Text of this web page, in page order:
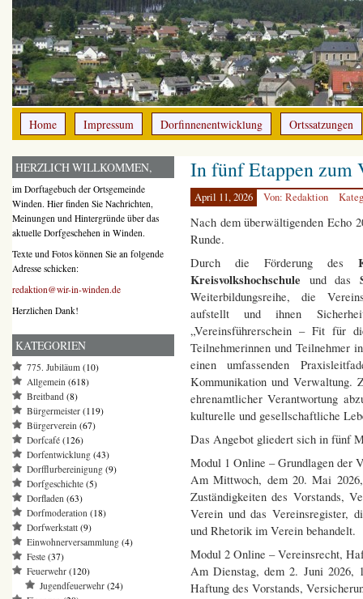
Home Impressum Dorfinnenentwicklung Ortssatzungen
In fünf Etappen zum
April 11, 2026 Von: Redaktion
Nach dem überwältigenden Echo
Runde.
Durch die Förderung des
Kreisvolkshochschule und das
Weiterbildungsreihe, die
aufstellt und ihnen
„Vereinsführerschein – Fit für
Teilnehmerinnen und Teilnehmer
einen umfassenden
Kommunikation und Verwaltung.
ehrenamtlicher Verantwortung
kulturelle und gesellschaftliche
Das Angebot gliedert sich in fünf
Modul 1 Online – Grundlagen der
Am Mittwoch, dem 20. Mai
Zuständigkeiten des Vorstands,
Verein und das Vereinsregister,
und Rhetorik im Verein behandelt.
Modul 2 Online – Vereinsrecht,
Am Dienstag, dem 2. Juni 2026,
Haftung des Vorstands,
HERZLICH WILLKOMMEN,
im Dorftagebuch der Ortsgemeinde
Winden. Hier finden Sie Nachrichten,
Meinungen und Hintergründe über das
aktuelle Dorfgeschehen in Winden.
Texte und Fotos können Sie an folgende
Adresse schicken:
redaktion@wir-in-winden.de
Herzlichen Dank!
KATEGORIEN
775. Jubiläum (10)
Allgemein (618)
Breitband (8)
Bürgermeister (119)
Bürgerverein (67)
Dorfcafé (126)
Dorfentwicklung (43)
Dorfflurbereinigung (9)
Dorfgeschichte (5)
Dorfladen (63)
Dorfmoderation (18)
Dorfwerkstatt (9)
Einwohnerversammlung (4)
Feste (37)
Feuerwehr (120)
Jugendfeuerwehr (24)